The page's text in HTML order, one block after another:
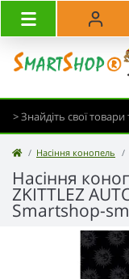
Насіння конопель
Насіння
ZKITTLEZ
Smartshop-